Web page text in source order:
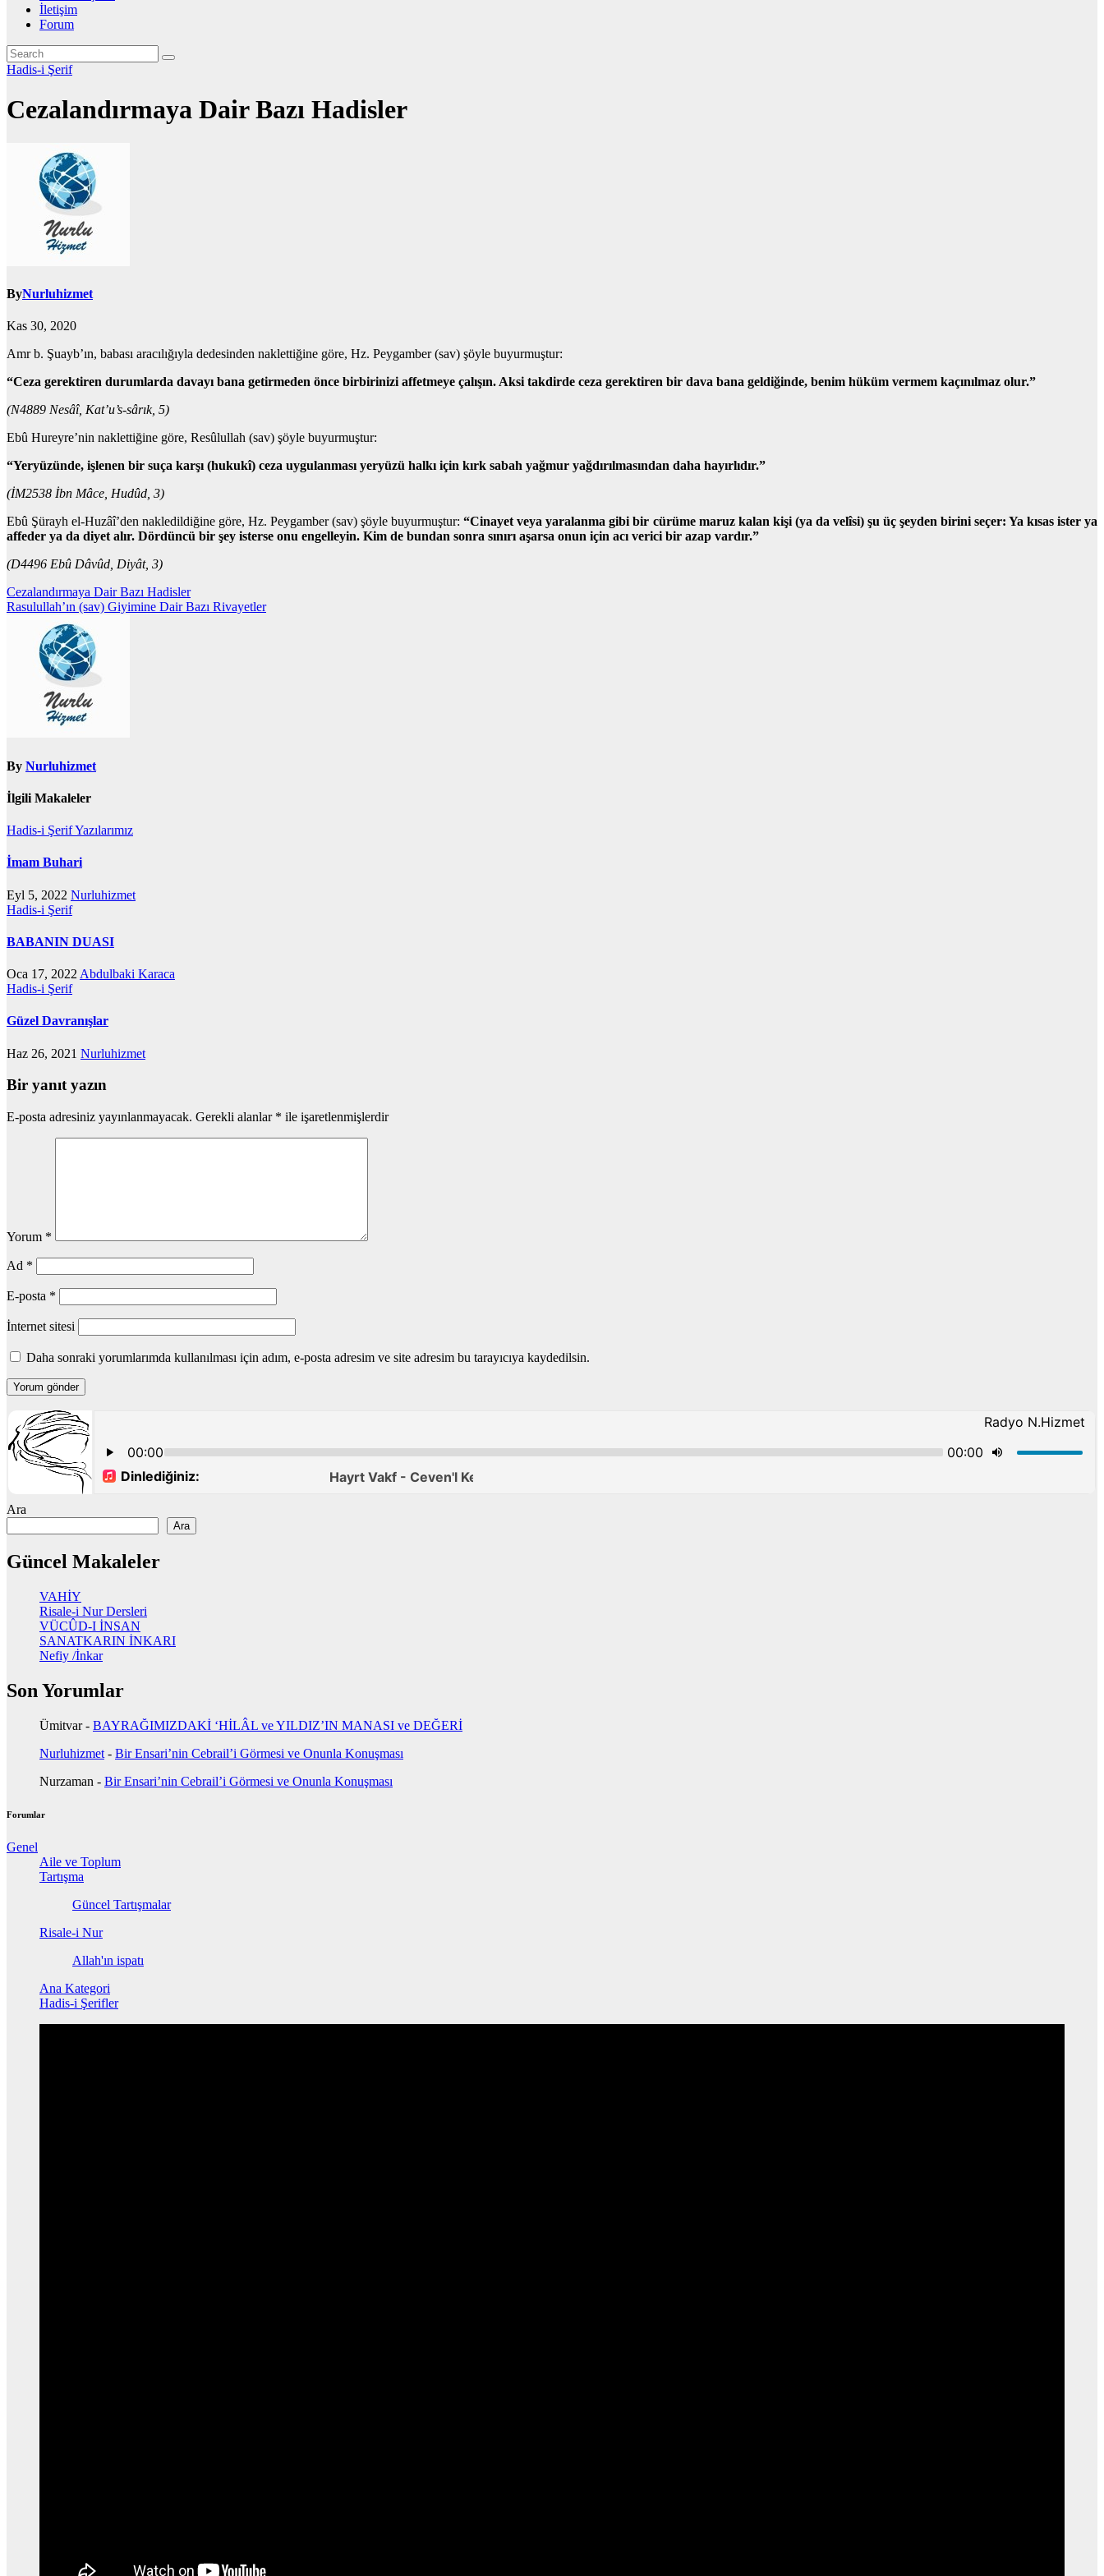
İletişim
Forum
Hadis-i Şerif
Cezalandırmaya Dair Bazı Hadisler
ByNurluhizmet
Kas 30, 2020
Amr b. Şuayb’ın, babası aracılığıyla dedesinden naklettiğine göre, Hz. Peygamber (sav) şöyle buyurmuştur:
“Ceza gerektiren durumlarda davayı bana getirmeden önce birbirinizi affetmeye çalışın. Aksi takdirde ceza gerektiren bir dava bana geldiğinde, benim hüküm vermem kaçınılmaz olur.”
(N4889 Nesâî, Kat’u’s-sârık, 5)
Ebû Hureyre’nin naklettiğine göre, Resûlullah (sav) şöyle buyurmuştur:
“Yeryüzünde, işlenen bir suça karşı (hukukî) ceza uygulanması yeryüzü halkı için kırk sabah yağmur yağdırılmasından daha hayırlıdır.”
(İM2538 İbn Mâce, Hudûd, 3)
Ebû Şürayh el-Huzâî’den nakledildiğine göre, Hz. Peygamber (sav) şöyle buyurmuştur:“Cinayet veya yaralanma gibi bir cürüme maruz kalan kişi (ya da velîsi) şu üç şeyden birini seçer: Ya kısas ister ya
affeder ya da diyet alır. Dördüncü bir şey isterse onu engelleyin. Kim de bundan sonra sınırı aşarsa onun için acı verici bir azap vardır.”
(D4496 Ebû Dâvûd, Diyât, 3)
Yazı
gezinmesi
Cezalandırmaya Dair Bazı Hadisler
Rasulullah’ın (sav) Giyimine Dair Bazı Rivayetler
By Nurluhizmet
İlgili Makaleler
Hadis-i ŞerifYazılarımız
İmam Buhari
Eyl 5, 2022 Nurluhizmet
Hadis-i Şerif
BABANIN DUASI
Oca 17, 2022 Abdulbaki Karaca
Hadis-i Şerif
Güzel Davranışlar
Haz 26, 2021 Nurluhizmet
Bir yanıt yazın
E-posta adresiniz yayınlanmayacak. Gerekli alanlar * ile işaretlenmişlerdir
Yorum *
Ad *
E-posta *
İnternet sitesi
Daha sonraki yorumlarımda kullanılması için adım, e-posta adresim ve site adresim bu tarayıcıya kaydedilsin.
Ara
Ara
Güncel Makaleler
VAHİY
Risale-i Nur Dersleri
VÜCÛD-I İNSAN
SANATKARIN İNKARI
Nefiy /İnkar
Son Yorumlar
Ümitvar- BAYRAĞIMIZDAKİ ‘HİLÂL ve YILDIZ’IN MANASI ve DEĞERİ
Nurluhizmet - Bir Ensari’nin Cebrail’i Görmesi ve Onunla Konuşması
Nurzaman - Bir Ensari’nin Cebrail’i Görmesi ve Onunla Konuşması
Forumlar
Genel
Aile ve Toplum
Tartışma
Güncel Tartışmalar
Risale-i Nur
Allah'ın ispatı
Ana Kategori
Hadis-i Şerifler